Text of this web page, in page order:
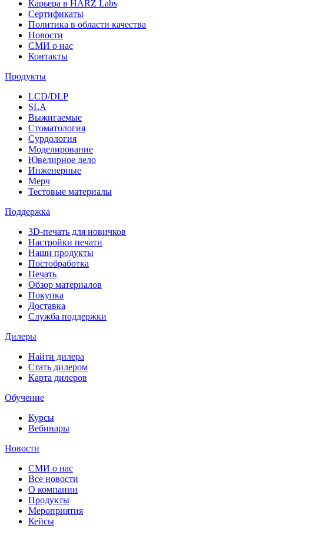
Карьера в HARZ Labs
Сертификаты
Политика в области качества
Новости
СМИ о нас
Контакты
Продукты
LCD/DLP
SLA
Выжигаемые
Стоматология
Сурдология
Моделирование
Ювелирное дело
Инженерные
Мерч
Тестовые материалы
Поддержка
3D-печать для новичков
Настройки печати
Наши продукты
Постобработка
Печать
Обзор материалов
Покупка
Доставка
Служба поддержки
Дилеры
Найти дилера
Cтать дилером
Карта дилеров
Обучение
Курсы
Вебинары
Новости
СМИ о нас
Все новости
О компании
Продукты
Мероприятия
Кейсы